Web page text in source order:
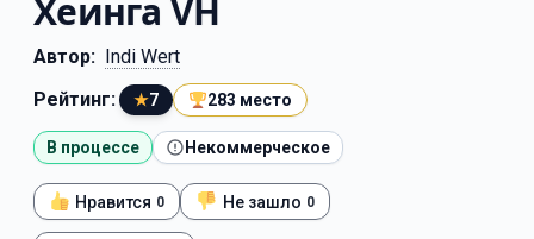
Хеинга VH
Автор: Indi Wert
Рейтинг:
★7 283 место
В процессе Некоммерческое
Нравится 0 Не зашло 0